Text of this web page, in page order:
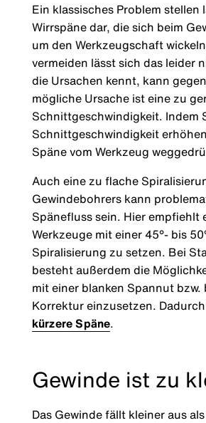
Ein klassisches Problem stellen
Wirrspäne dar, die sich beim
um den Werkzeugschaft
vermeiden lässt sich das leider
die Ursachen kennt, kann
mögliche Ursache ist eine zu
Schnittgeschwindigkeit. Indem
Schnittgeschwindigkeit
Späne vom Werkzeug
Auch eine zu flache
Gewindebohrers kann
Spänefluss sein. Hier empfiehlt
Werkzeuge mit einer 45°- bis
Spiralisierung zu setzen. Bei
besteht außerdem die
mit einer blanken Spannut bzw.
Korrektur einzusetzen.
kürzere Späne.
Gewinde ist zu
Das Gewinde fällt kleiner aus